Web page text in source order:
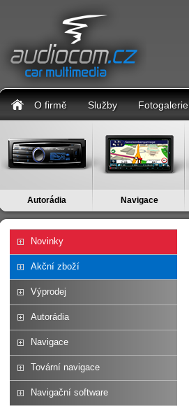
O firmě Služby Fotogalerie
Autorádia Navigace
Novinky
Akční zboží
Výprodej
Autorádia
Navigace
Tovární navigace
Navigační software